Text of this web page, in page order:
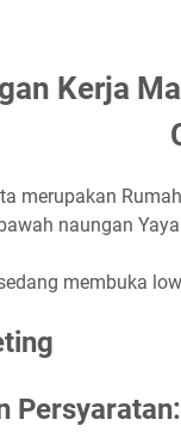
Kerja
merupakan
naungan
membuka
Persyaratan: